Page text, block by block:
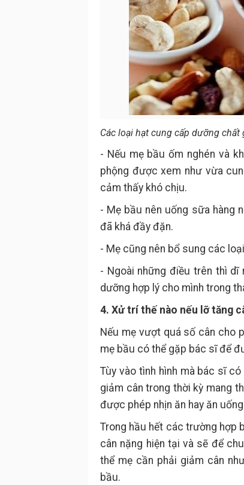
Các loại hạt cung cấp dưỡng chất
- Nếu mẹ bầu ốm nghén và
phộng được xem như vừa
cảm thấy khó chịu.
- Mẹ bầu nên uống sữa hàng
đã khá đầy đặn.
- Mẹ cũng nên bổ sung các
- Ngoài những điều trên thì
dưỡng hợp lý cho mình trong
4. Xử trí thế nào nếu lỡ tăng
Nếu mẹ vượt quá số cân cho
mẹ bầu có thể gặp bác sĩ để
Tùy vào tình hình mà bác sĩ
giảm cân trong thời kỳ mang
được phép nhịn ăn hay ăn
Trong hầu hết các trường hợp
cân nặng hiện tại và sẽ để
thể mẹ cần phải giảm cân
bầu.